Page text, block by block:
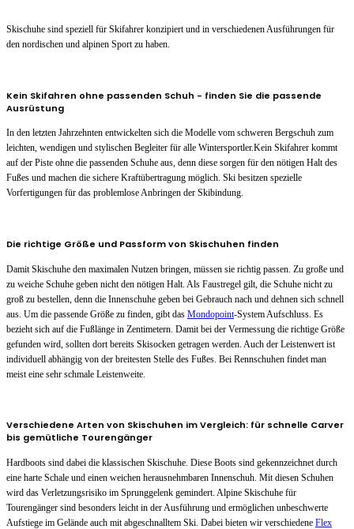
Skischuhe sind speziell für Skifahrer konzipiert und in verschiedenen Ausführungen für
den nordischen und alpinen Sport zu haben.
Kein Skifahren ohne passenden Schuh - finden Sie die passende
Ausrüstung
In den letzten Jahrzehnten entwickelten sich die Modelle vom schweren Bergschuh zum
leichten, wendigen und stylischen Begleiter für alle Wintersportler.Kein Skifahrer kommt
auf der Piste ohne die passenden Schuhe aus, denn diese sorgen für den nötigen Halt des
Fußes und machen die sichere Kraftübertragung möglich. Ski besitzen spezielle
Vorfertigungen für das problemlose Anbringen der Skibindung.
Die richtige Größe und Passform von Skischuhen finden
Damit Skischuhe den maximalen Nutzen bringen, müssen sie richtig passen. Zu große und
zu weiche Schuhe geben nicht den nötigen Halt. Als Faustregel gilt, die Schuhe nicht zu
groß zu bestellen, denn die Innenschuhe geben bei Gebrauch nach und dehnen sich schnell
aus. Um die passende Größe zu finden, gibt das Mondopoint-System Aufschluss. Es
bezieht sich auf die Fußlänge in Zentimetern. Damit bei der Vermessung die richtige Größe
gefunden wird, sollten dort bereits Skisocken getragen werden. Auch der Leistenwert ist
individuell abhängig von der breitesten Stelle des Fußes. Bei Rennschuhen findet man
meist eine sehr schmale Leistenweite.
Verschiedene Arten von Skischuhen im Vergleich: für schnelle Carver
bis gemütliche Tourengänger
Hardboots sind dabei die klassischen Skischuhe. Diese Boots sind gekennzeichnet durch
eine harte Schale und einen weichen herausnehmbaren Innenschuh. Mit diesen Schuhen
wird das Verletzungsrisiko im Sprunggelenk gemindert. Alpine Skischuhe für
Tourengänger sind besonders leicht in der Ausführung und ermöglichen unbeschwerte
Aufstiege im Gelände auch mit abgeschnalltem Ski. Dabei bieten wir verschiedene Flex